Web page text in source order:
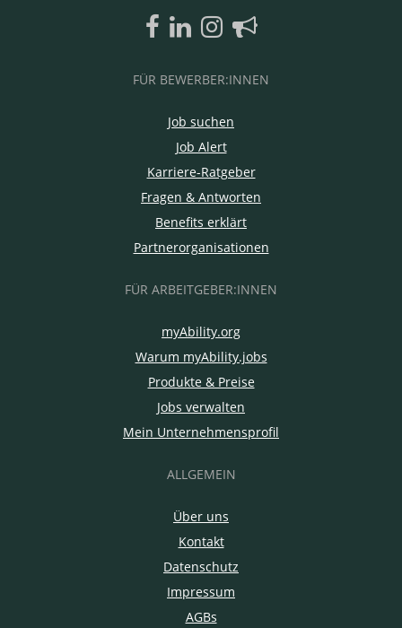
FÜR BEWERBER:INNEN
Job suchen
Job Alert
Karriere-Ratgeber
Fragen & Antworten
Benefits erklärt
Partnerorganisationen
FÜR ARBEITGEBER:INNEN
myAbility.org
Warum myAbility.jobs
Produkte & Preise
Jobs verwalten
Mein Unternehmensprofil
ALLGEMEIN
Über uns
Kontakt
Datenschutz
Impressum
AGBs